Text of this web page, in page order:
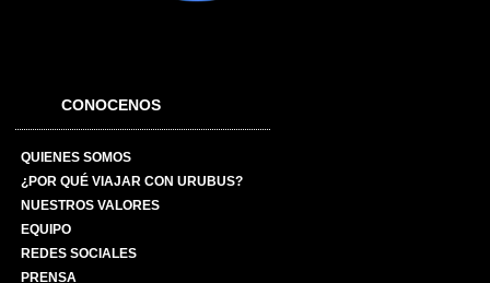
CONOCENOS
QUIENES SOMOS
¿POR QUÉ VIAJAR CON URUBUS?
NUESTROS VALORES
EQUIPO
REDES SOCIALES
PRENSA